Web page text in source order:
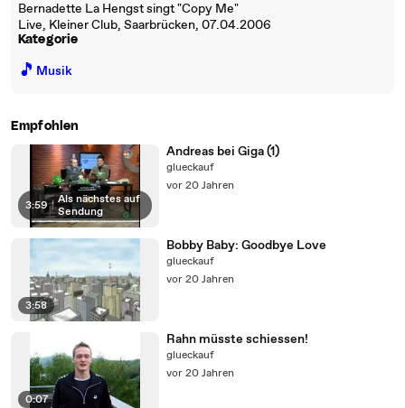
Bernadette La Hengst singt "Copy Me"
Live, Kleiner Club, Saarbrücken, 07.04.2006
Kategorie
🎵 Musik
Empfohlen
3:59 | Als nächstes auf
Sendung
Andreas bei Giga (1)
glueckauf
vor 20 Jahren
3:58
Bobby Baby: Goodbye Love
glueckauf
vor 20 Jahren
0:07
Rahn müsste schiessen!
glueckauf
vor 20 Jahren